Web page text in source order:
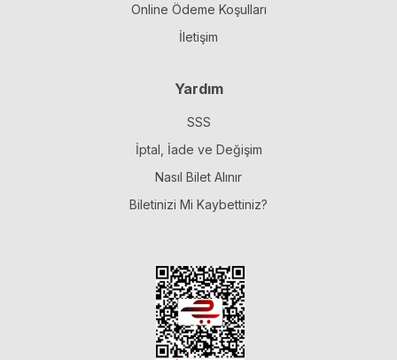
Online Ödeme Koşulları
İletişim
Yardım
SSS
İptal, İade ve Değişim
Nasıl Bilet Alınır
Biletinizi Mi Kaybettiniz?